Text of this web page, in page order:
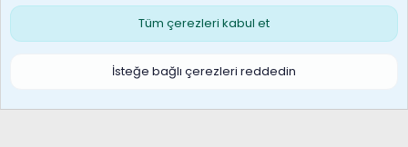
Çerezler
S
Tüm çerezleri kabul et
İsteğe bağlı çerezleri reddedin